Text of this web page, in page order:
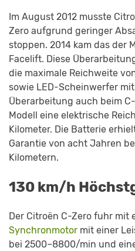
Im August 2012 musste
Zero aufgrund geringer
stoppen. 2014 kam das der
Facelift. Diese
die maximale Reichweite
sowie LED-Scheinwerfer
Überarbeitung auch beim
Modell eine elektrische
Kilometer. Die Batterie
Garantie von acht Jahren
Kilometern.
130 km/h
Der Citroën C-Zero fuhr mit
Synchronmotor mit einer
bei 2500–8800/min und